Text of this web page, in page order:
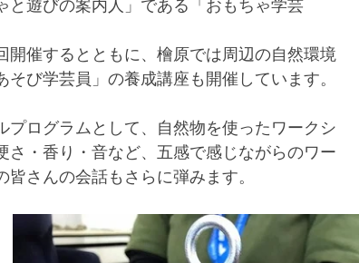
と遊びの案内人」である「おもちゃ学芸
開催するとともに、檜原では周辺の自然環境
び学芸員」の養成講座も開催しています。
ログラムとして、自然物を使ったワークシ
さ・香り・音など、五感で感じながらのワー
さんの会話もさらに弾みます。